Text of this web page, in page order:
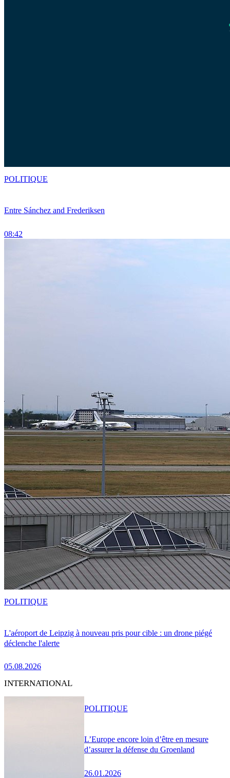
Entre Sánchez and Frederiksen
08:42
POLITIQUE
L'aéroport de Leipzig à nouveau pris pour cible : un drone piégé
déclenche l'alerte
05.08.2026
POLITIQUE
INTERNATIONAL
L’Europe encore loin d’être en mesure
d’assurer la défense du Groenland
26.01.2026
POLITIQUE